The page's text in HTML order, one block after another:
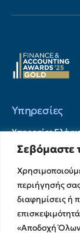
Σεβόμαστε
περιήγησής
διαφημίσεις ή
«Αποδοχή
Υπηρεσίες
Υπηρεσίες
Διασφάλισης
Συμβουλευτικές
Υπηρεσίες
Καινοτομίας
Λογιστικές &
Υπηρεσίες